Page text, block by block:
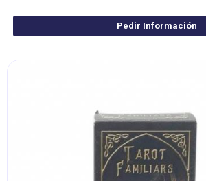
Pedir Información